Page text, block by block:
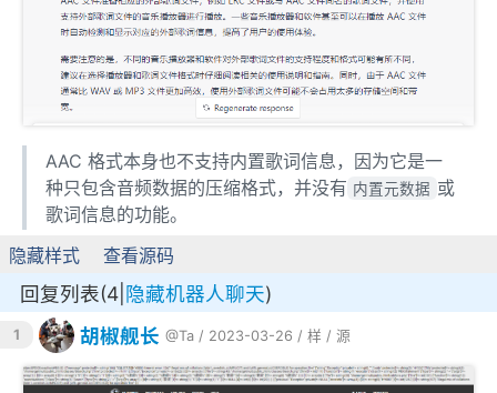
AAC 格式本身也不支持内置歌词信息，因为它是一
种只包含音频数据的压缩格式，并没有 内置元数据 或
歌词信息的功能。
隐藏样式
查看源码
回复列表(4| 隐藏机器人聊天)
1 胡椒舰长 @Ta / 2023-03-26 / 样 / 源